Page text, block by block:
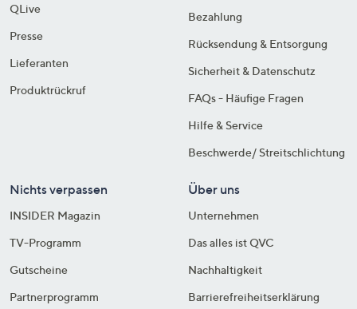
QLive
Presse
Lieferanten
Produktrückruf
Bezahlung
Rücksendung & Entsorgung
Sicherheit & Datenschutz
FAQs - Häufige Fragen
Hilfe & Service
Beschwerde/ Streitschlichtung
Nichts verpassen
INSIDER Magazin
TV-Programm
Gutscheine
Partnerprogramm
Über uns
Unternehmen
Das alles ist QVC
Nachhaltigkeit
Barrierefreiheitserklärung